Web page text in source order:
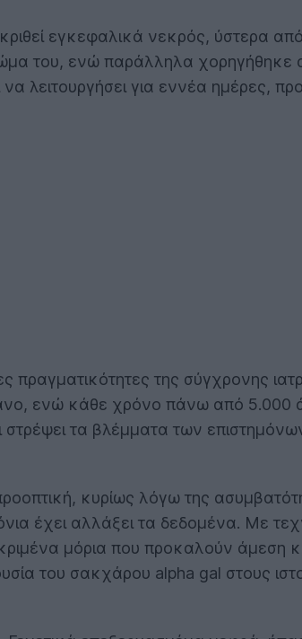
εγκεφαλικά νεκρός, ύστερα από
του, ενώ παράλληλα χορηγήθηκε
λειτουργήσει για εννέα ημέρες,
της σύγχρονης
ενώ κάθε χρόνο πάνω από 5.000
στρέψει τα βλέμματα των
κυρίως λόγω της
έχει αλλάξει τα δεδομένα. Με
μόρια που προκαλούν άμεση
του σακχάρου alpha gal στους